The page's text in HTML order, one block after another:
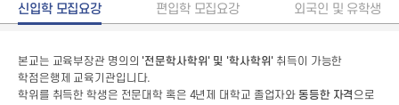
신입학 모집요강 편입학 모집요강 외국인 및 유학생
본교는 교육부장관 명의의 '전문학사학위' 및 '학사학위' 취득이 가능한
학점은행제 교육기관입니다.
학위를 취득한 학생은 전문대학 혹은 4년제 대학교 졸업자와동등한 자격 으로